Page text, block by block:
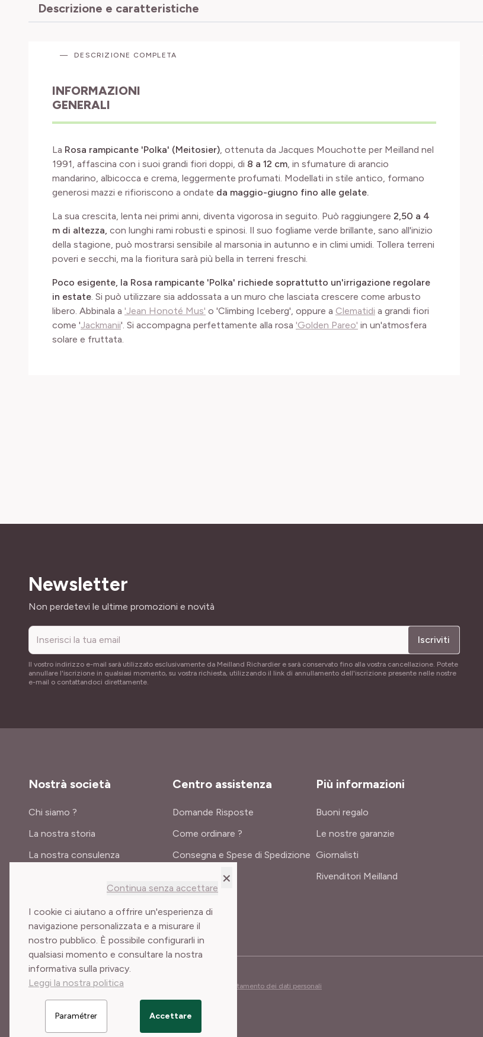
×
Continua senza accettare
I cookie ci aiutano a offrire un'esperienza di
navigazione personalizzata e a misurare il
nostro pubblico. È possibile configurarli in
qualsiasi momento e consultare la nostra
informativa sulla privacy.
Leggi la nostra politica
Paramétrer Accettare
Descrizione e caratteristiche
DESCRIZIONE COMPLETA
INFORMAZIONI
GENERALI
La Rosa rampicante 'Polka' (Meitosier) , ottenuta da Jacques Mouchotte per Meilland nel
1991, affascina con i suoi grandi fiori doppi, di 8 a 12 cm , in sfumature di arancio
mandarino, albicocca e crema, leggermente profumati. Modellati in stile antico, formano
generosi mazzi e rifioriscono a ondate da maggio-giugno fino alle gelate.
La sua crescita, lenta nei primi anni, diventa vigorosa in seguito. Può raggiungere 2,50 a 4
m di altezza, con lunghi rami robusti e spinosi. Il suo fogliame verde brillante, sano all'inizio
della stagione, può mostrarsi sensibile al marsonia in autunno e in climi umidi. Tollera terreni
poveri e secchi, ma la fioritura sarà più bella in terreni freschi.
Poco esigente, la Rosa rampicante 'Polka' richiede soprattutto un'irrigazione regolare
in estate . Si può utilizzare sia addossata a un muro che lasciata crescere come arbusto
libero. Abbinala a 'Jean Honoté Mus' o 'Climbing Iceberg', oppure a Clematidi a grandi fiori
come 'Jackmanii'. Si accompagna perfettamente alla rosa 'Golden Pareo' in un'atmosfera
solare e fruttata.
Newsletter
Indirizzo email
Non perdetevi le ultime promozioni e novità
Iscriviti
Il vostro indirizzo e-mail sarà utilizzato esclusivamente da Meilland Richardier e sarà conservato fino alla vostra cancellazione. Potete
annullare l'iscrizione in qualsiasi momento, su vostra richiesta, utilizzando il link di annullamento dell'iscrizione presente nelle nostre
e-mail o contattandoci direttamente.
Nostrà società
Chi siamo ?
La nostra storia
La nostra consulenza
Centro assistenza
Domande Risposte
Come ordinare ?
Consegna e Spese di Spedizione
Più informazioni
Buoni regalo
Le nostre garanzie
Giornalisti
Rivenditori Meilland
Condizioni generali di vendita Cookies e trattamento dei dati personali